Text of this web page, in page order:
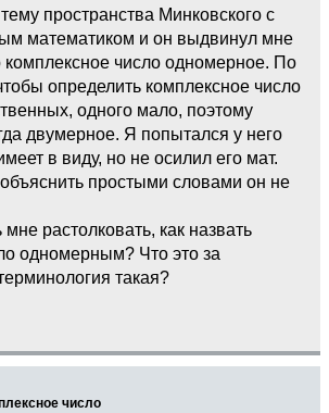
пространства Минковского с
математиком и он выдвинул мне
комплексное число одномерное. По
определить комплексное число
одного мало, поэтому
двумерное. Я попытался у него
в виду, но не осилил его мат.
простыми словами он не
растолковать, как назвать
одномерным? Что это за
такая?
число